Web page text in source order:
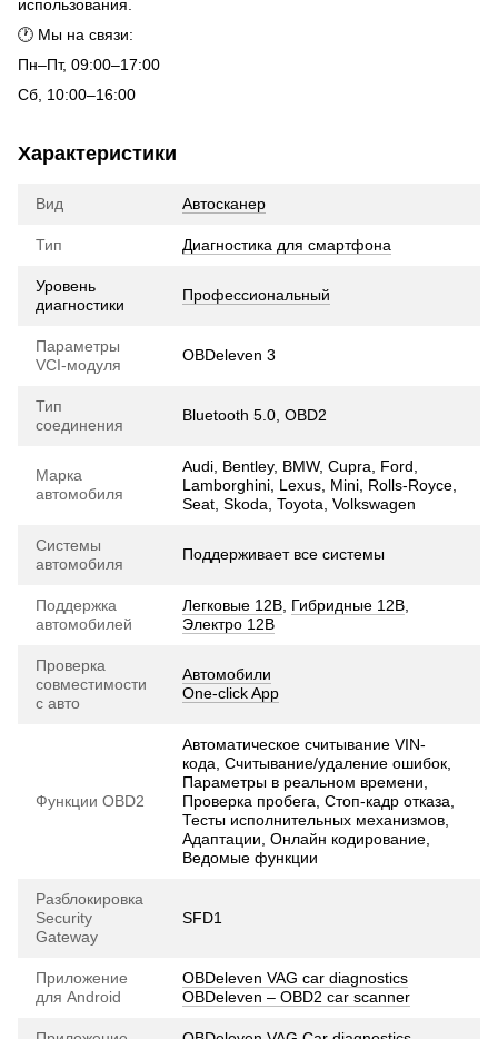
использования.
🕐 Мы на связи:
Пн–Пт, 09:00–17:00
Сб, 10:00–16:00
Характеристики
Вид Автосканер
Тип Диагностика для смартфона
Уровень
диагностики
Профессиональный
Параметры
VCI-модуля
OBDeleven 3
Тип
соединения
Bluetooth 5.0, OBD2
Марка
автомобиля
Audi, Bentley, BMW, Cupra, Ford,
Lamborghini, Lexus, Mini, Rolls-Royce,
Seat, Skoda, Toyota, Volkswagen
Системы
автомобиля
Поддерживает все системы
Поддержка
автомобилей
Легковые 12В Гибридные 12В
Электро 12В
Проверка
совместимости
с авто
Автомобили
One-click App
Функции OBD2
Автоматическое считывание VIN-
кода, Считывание/удаление ошибок,
Параметры в реальном времени,
Проверка пробега, Стоп-кадр отказа,
Тесты исполнительных механизмов,
Адаптации, Онлайн кодирование,
Ведомые функции
Разблокировка
Security
Gateway
SFD1
Приложение
для Android
OBDeleven VAG car diagnostics
OBDeleven – OBD2 car scanner